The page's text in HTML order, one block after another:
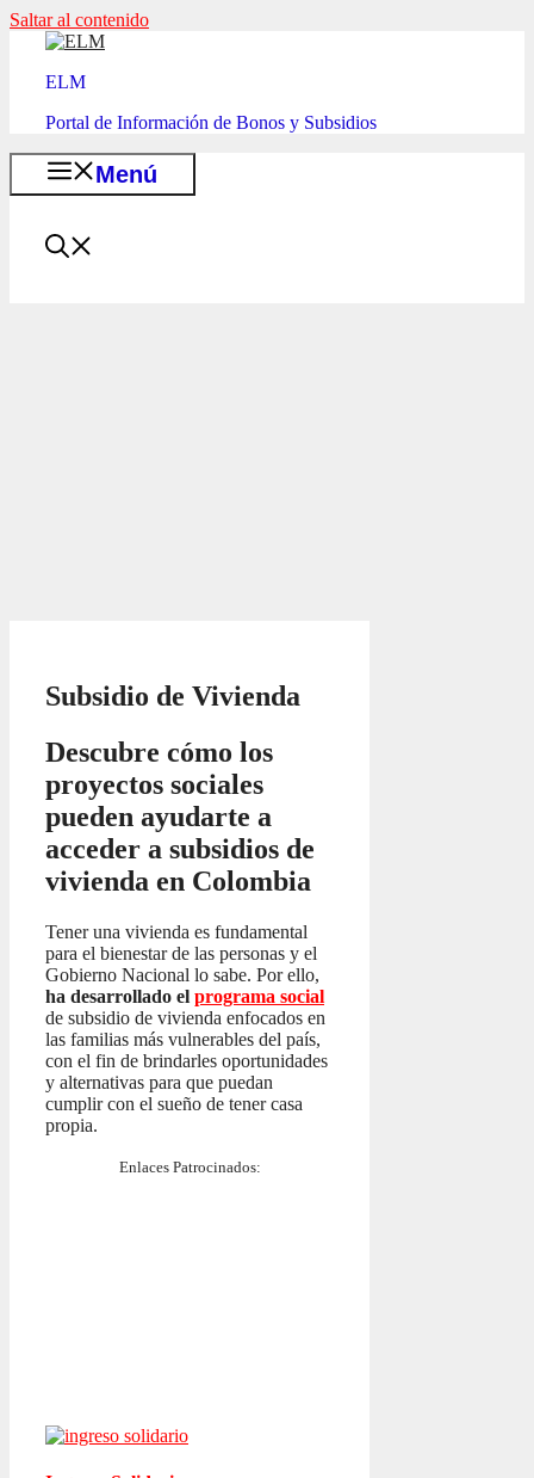
Saltar al contenido
ELM
Portal de Información de Bonos y Subsidios
Menú
Subsidio de Vivienda
Descubre cómo los
proyectos sociales
pueden ayudarte a
acceder a subsidios de
vivienda en Colombia
Tener una vivienda es fundamental
para el bienestar de las personas y el
Gobierno Nacional lo sabe. Por ello,
ha desarrollado el programa social
de subsidio de vivienda enfocados en
las familias más vulnerables del país,
con el fin de brindarles oportunidades
y alternativas para que puedan
cumplir con el sueño de tener casa
propia.
Enlaces Patrocinados: